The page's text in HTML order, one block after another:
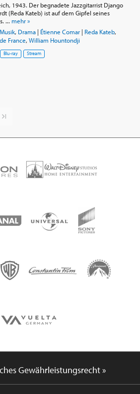
1943. Der begnadete Jazzgitarrist Django
(Reda Kateb) ist auf dem Gipfel seines
... mehr »
Musik, Drama| Étienne Comar| Reda Kateb,
France, William Hountondji
Blu-ray Stream
Seite
Gewährleistungsrecht »